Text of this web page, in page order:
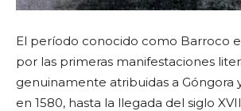
El período conocido como Barroco
por las primeras manifestaciones
genuinamente atribuidas a Góngora
en 1580, hasta la llegada del siglo